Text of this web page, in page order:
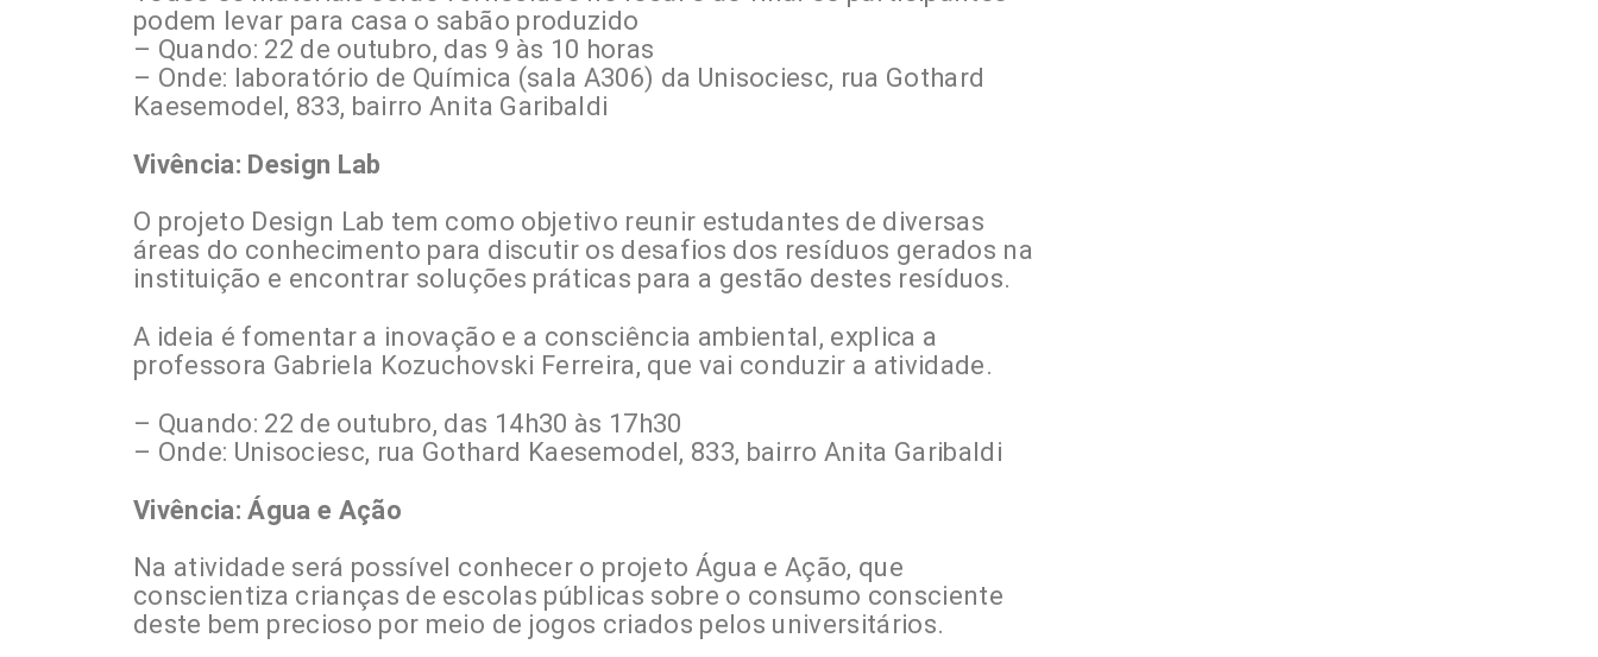
podem levar para casa o sabão produzido
– Quando: 22 de outubro, das 9 às 10 horas
– Onde: laboratório de Química (sala A306) da Unisociesc, rua Gothard
Kaesemodel, 833, bairro Anita Garibaldi
Vivência: Design Lab
O projeto Design Lab tem como objetivo reunir estudantes de diversas
áreas do conhecimento para discutir os desafios dos resíduos gerados na
instituição e encontrar soluções práticas para a gestão destes resíduos.
A ideia é fomentar a inovação e a consciência ambiental, explica a
professora Gabriela Kozuchovski Ferreira, que vai conduzir a atividade.
– Quando: 22 de outubro, das 14h30 às 17h30
– Onde: Unisociesc, rua Gothard Kaesemodel, 833, bairro Anita Garibaldi
Vivência: Água e Ação
Na atividade será possível conhecer o projeto Água e Ação, que
conscientiza crianças de escolas públicas sobre o consumo consciente
deste bem precioso por meio de jogos criados pelos universitários.